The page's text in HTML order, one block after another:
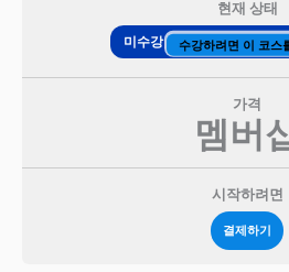
현재 상태
미수강 수강하려면 이 코스
가격
멤버
시작하려면
결제하기